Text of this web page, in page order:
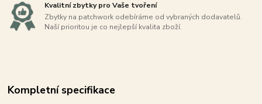
Kvalitní zbytky pro Vaše tvoření
Zbytky na patchwork odebíráme od vybraných dodavatelů.
Naší prioritou je co nejlepší kvalita zboží.
Kompletní specifikace